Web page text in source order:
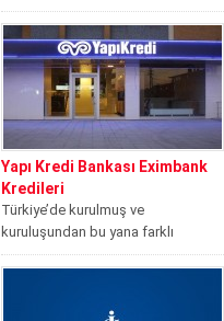
geliştirilmesini ve bu...
Yapı Kredi Bankası Eximbank
Kredileri
Türkiye’de kurulmuş ve
kuruluşundan bu yana farklı
özelliklere sahip müşterilerine